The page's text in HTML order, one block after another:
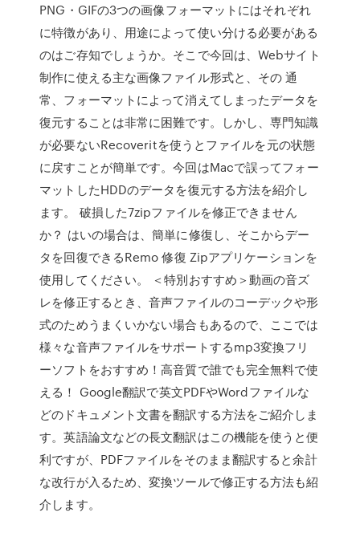
PNG・GIFの3つの画像フォーマットにはそれぞれ
に特徴があり、用途によって使い分ける必要がある
のはご存知でしょうか。そこで今回は、Webサイト
制作に使える主な画像ファイル形式と、その 通
常、フォーマットによって消えてしまったデータを
復元することは非常に困難です。しかし、専門知識
が必要ないRecoveritを使うとファイルを元の状態
に戻すことが簡単です。今回はMacで誤ってフォー
マットしたHDDのデータを復元する方法を紹介し
ます。 破損した7zipファイルを修正できません
か？ はいの場合は、簡単に修復し、そこからデー
タを回復できるRemo 修復 Zipアプリケーションを
使用してください。 ＜特別おすすめ＞動画の音ズ
レを修正するとき、音声ファイルのコーデックや形
式のためうまくいかない場合もあるので、ここでは
様々な音声ファイルをサポートするmp3変換フリ
ーソフトをおすすめ！高音質で誰でも完全無料で使
える！ Google翻訳で英文PDFやWordファイルな
どのドキュメント文書を翻訳する方法をご紹介しま
す。英語論文などの長文翻訳はこの機能を使うと便
利ですが、PDFファイルをそのまま翻訳すると余計
な改行が入るため、変換ツールで修正する方法も紹
介します。